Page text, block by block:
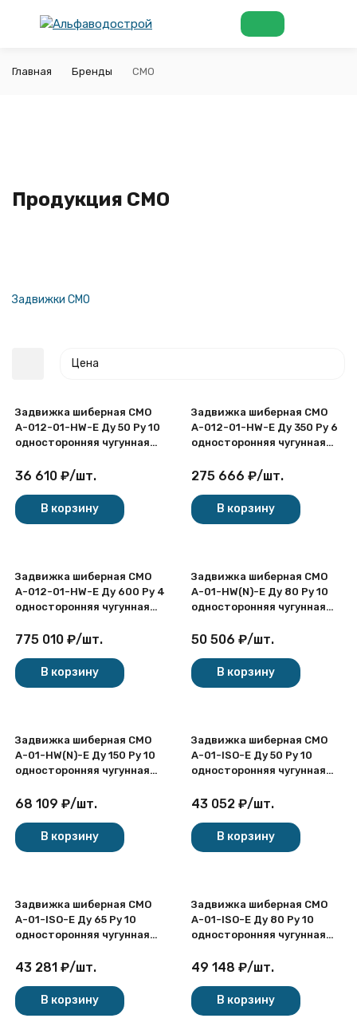
Главная Бренды CMO
Продукция CMO
Задвижки CMO
Цена
Задвижка шиберная СМО
A-012-01-HW-E Ду 50 Ру 10
односторонняя чугунная
штурвалом с выдвижным
36 610 ₽/шт.
В корзину
Задвижка шиберная СМО
A-012-01-HW-E Ду 350 Ру 6
односторонняя чугунная
штурвалом с выдвижным
275 666 ₽/шт.
В корзину
Задвижка шиберная СМО
A-012-01-HW-E Ду 600 Ру 4
односторонняя чугунная
штурвалом с выдвижным
775 010 ₽/шт.
В корзину
Задвижка шиберная СМО
A-01-HW(N)-E Ду 80 Ру 10
односторонняя чугунная
невыдвижным шпинделем
50 506 ₽/шт.
В корзину
Задвижка шиберная СМО
A-01-HW(N)-E Ду 150 Ру 10
односторонняя чугунная
невыдвижным шпинделем
68 109 ₽/шт.
В корзину
Задвижка шиберная СМО
A-01-ISO-E Ду 50 Ру 10
односторонняя чугунная
фланцем
43 052 ₽/шт.
В корзину
Задвижка шиберная СМО
A-01-ISO-E Ду 65 Ру 10
односторонняя чугунная
фланцем
43 281 ₽/шт.
В корзину
Задвижка шиберная СМО
A-01-ISO-E Ду 80 Ру 10
односторонняя чугунная
фланцем
49 148 ₽/шт.
В корзину